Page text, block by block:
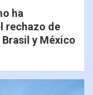
ha
rechazo de
y México